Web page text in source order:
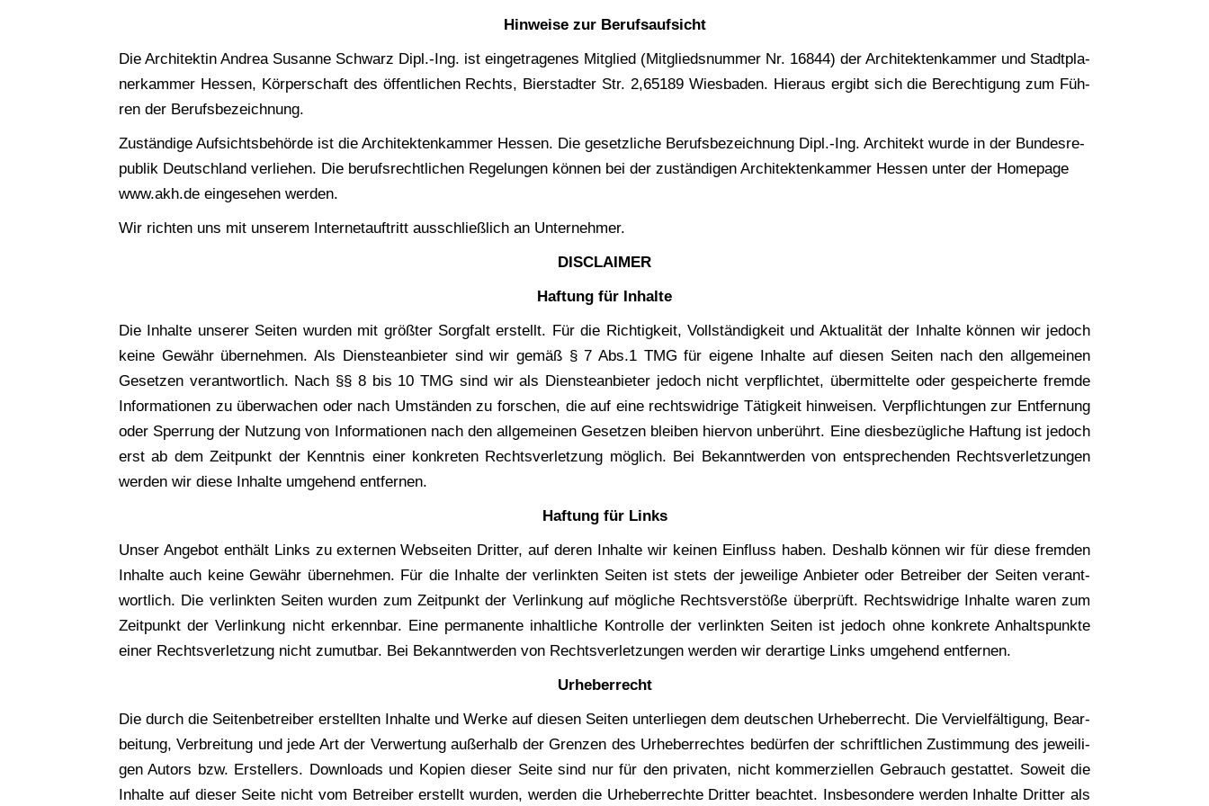
Hin­wei­se zur Berufsaufsicht
Die Archi­tek­tin Andrea Susan­ne Schwarz Dipl.-Ing. ist ein­ge­tra­ge­nes Mit­glied (Mit­glieds­num­mer Nr. 16844) der Archi­tek­ten­kam­mer und Stadt­pla­
ner­kam­mer Hes­sen, Kör­per­schaft des öffent­li­chen Rechts, Bier­stad­ter Str. 2,65189 Wies­ba­den. Hier­aus ergibt sich die Berech­ti­gung zum Füh­
ren der Berufsbezeichnung.
Zustän­di­ge Auf­sichts­be­hör­de ist die Archi­tek­ten­kam­mer Hes­sen. Die gesetz­li­che Berufs­be­zeich­nung Dipl.-Ing. Archi­tekt wur­de in der Bun­des­re­
pu­blik Deutsch­land ver­lie­hen. Die berufs­recht­li­chen Rege­lun­gen kön­nen bei der zustän­di­gen Archi­tek­ten­kam­mer Hes­sen unter der Home­page
www.akh.de ein­ge­se­hen werden.
Wir rich­ten uns mit unse­rem Inter­net­auf­tritt aus­schließ­lich an Unternehmer.
DISCLAIMER
Haf­tung für Inhalte
Die Inhal­te unse­rer Sei­ten wur­den mit größ­ter Sorg­falt erstellt. Für die Rich­tig­keit, Voll­stän­dig­keit und Aktua­li­tät der Inhal­te kön­nen wir jedoch
kei­ne Gewähr über­neh­men. Als Diens­te­an­bie­ter sind wir gemäß § 7 Abs.1 TMG für eige­ne Inhal­te auf die­sen Sei­ten nach den all­ge­mei­nen
Geset­zen ver­ant­wort­lich. Nach §§ 8 bis 10 TMG sind wir als Diens­te­an­bie­ter jedoch nicht ver­pflich­tet, über­mit­tel­te oder gespei­cher­te frem­de
Infor­ma­tio­nen zu über­wa­chen oder nach Umstän­den zu for­schen, die auf eine rechts­wid­ri­ge Tätig­keit hin­wei­sen. Ver­pflich­tun­gen zur Ent­fer­nung
oder Sper­rung der Nut­zung von Infor­ma­tio­nen nach den all­ge­mei­nen Geset­zen blei­ben hier­von unbe­rührt. Eine dies­be­züg­li­che Haf­tung ist jedoch
erst ab dem Zeit­punkt der Kennt­nis einer kon­kre­ten Rechts­ver­let­zung mög­lich. Bei Bekannt­wer­den von ent­spre­chen­den Rechts­ver­let­zun­gen
wer­den wir die­se Inhal­te umge­hend entfernen.
Haf­tung für Links
Unser Ange­bot ent­hält Links zu exter­nen Web­sei­ten Drit­ter, auf deren Inhal­te wir kei­nen Ein­fluss haben. Des­halb kön­nen wir für die­se frem­den
Inhal­te auch kei­ne Gewähr über­neh­men. Für die Inhal­te der ver­link­ten Sei­ten ist stets der jewei­li­ge Anbie­ter oder Betrei­ber der Sei­ten ver­ant­
wort­lich. Die ver­link­ten Sei­ten wur­den zum Zeit­punkt der Ver­lin­kung auf mög­li­che Rechts­ver­stö­ße über­prüft. Rechts­wid­ri­ge Inhal­te waren zum
Zeit­punkt der Ver­lin­kung nicht erkenn­bar. Eine per­ma­nen­te inhalt­li­che Kon­trol­le der ver­link­ten Sei­ten ist jedoch ohne kon­kre­te Anhalts­punk­te
einer Rechts­ver­let­zung nicht zumut­bar. Bei Bekannt­wer­den von Rechts­ver­let­zun­gen wer­den wir der­ar­ti­ge Links umge­hend entfernen.
Urhe­ber­recht
Die durch die Sei­ten­be­trei­ber erstell­ten Inhal­te und Wer­ke auf die­sen Sei­ten unter­lie­gen dem deut­schen Urhe­ber­recht. Die Ver­viel­fäl­ti­gung, Bear­
bei­tung, Ver­brei­tung und jede Art der Ver­wer­tung außer­halb der Gren­zen des Urhe­ber­rech­tes bedür­fen der schrift­li­chen Zustim­mung des jewei­li­
gen Autors bzw. Erstel­lers. Down­loads und Kopien die­ser Sei­te sind nur für den pri­va­ten, nicht kom­mer­zi­el­len Gebrauch gestat­tet. Soweit die
Inhal­te auf die­ser Sei­te nicht vom Betrei­ber erstellt wur­den, wer­den die Urhe­ber­rech­te Drit­ter beach­tet. Ins­be­son­de­re wer­den Inhal­te Drit­ter als